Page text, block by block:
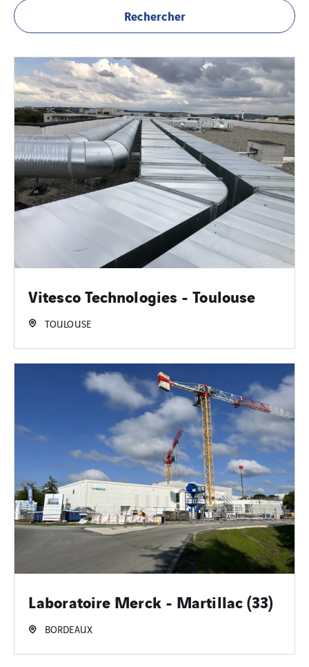
Rechercher
Vitesco Technologies - Toulouse
TOULOUSE
Laboratoire Merck - Martillac (33)
BORDEAUX